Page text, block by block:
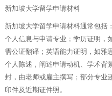
新加坡大学留学申请材料
新加坡大学留学申请材料通常包括
个人信息与申请专业；学历证明，
需公证翻译；英语能力证明，如雅
个人陈述，阐述申请动机、学术背
封，由老师或雇主撰写；部分专业
印件及近期证件照。